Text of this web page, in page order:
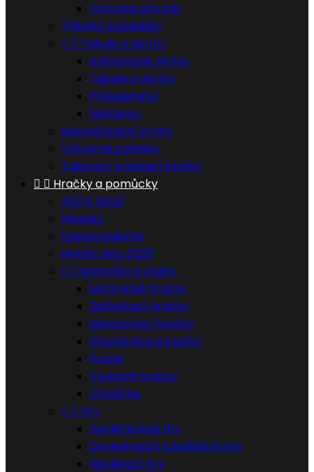
Ochrana přírody
Tříkolky koloběžky
  Tabule a vitríny
Animované vitríny
Tabule a vitríny
Příslušenství
Nástěnky
Bezpečnostní prvky
Výtvarné potřeby
Taburety a sedací kostky
  Hračky a pomůcky
Akční zboží
Novinky
Doporučujeme
Nivinky léto 2025
  Motorika a výuka
Motorické hračky
Zatloukací hračky
Nasazovací hračky
Stavebnice a kostky
Puzzle
Výukové hračky
Chodítka
  Hry
Společenské hry
Dovednostní a balanční hry
Navlékací hry